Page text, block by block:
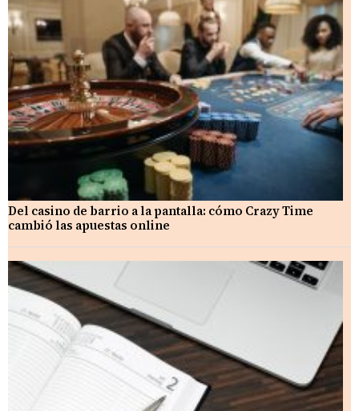
Del casino de barrio a la pantalla: cómo Crazy Time
cambió las apuestas online